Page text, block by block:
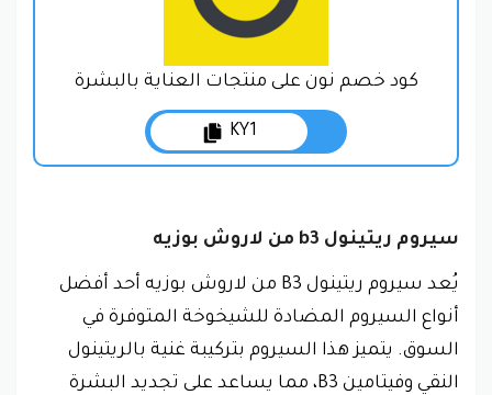
كود خصم نون على منتجات العناية بالبشرة
KY1
سيروم ريتينول b3 من لاروش بوزيه
يُعد سيروم ريتينول B3 من لاروش بوزيه أحد أفضل
أنواع السيروم المضادة للشيخوخة المتوفرة في
السوق. يتميز هذا السيروم بتركيبة غنية بالريتينول
النقي وفيتامين B3، مما يساعد على تجديد البشرة